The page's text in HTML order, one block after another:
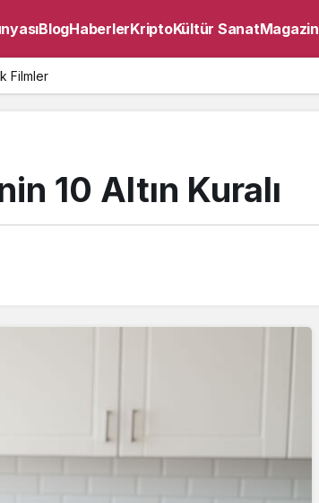
BlogHaberlerKriptoKültür SanatMagazin
Filmler
10 Altın Kuralı